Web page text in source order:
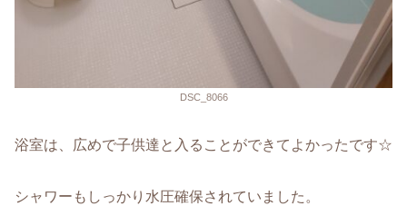
DSC_8066
浴室は、広めで子供達と入ることができてよかったです☆
シャワーもしっかり水圧確保されていました。